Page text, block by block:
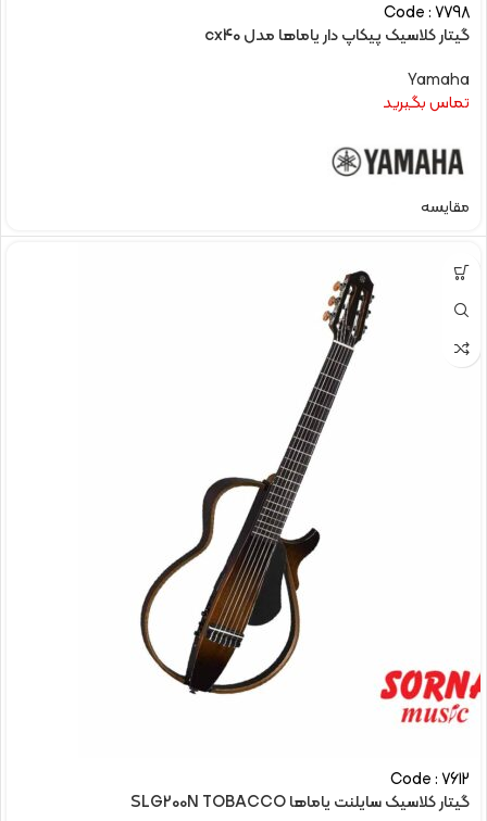
Code : 7798
گیتار کلاسیک پیکاپ دار یاماها مدل cx40
Yamaha
تماس بگیرید
مقایسه
Code : 7612
گیتار کلاسیک سایلنت یاماها SLG200N TOBACCO